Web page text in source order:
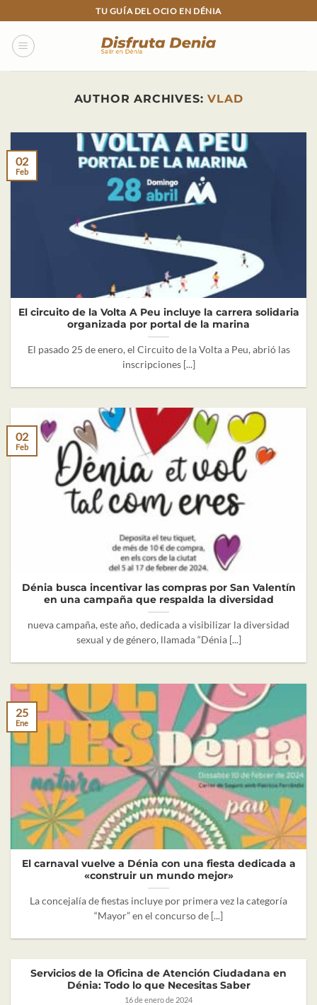
to
content
TU GUÍA DEL OCIO EN DÉNIA
AUTHOR ARCHIVES:VLAD
El circuito de la Volta A Peu incluye la carrera solidaria
organizada por portal de la marina
El pasado 25 de enero, el Circuito de la Volta a Peu, abrió las
inscripciones [...]
02
Feb
Dénia busca incentivar las compras por San Valentín
en una campaña que respalda la diversidad
nueva campaña, este año, dedicada a visibilizar la diversidad
sexual y de género, llamada “Dénia [...]
02
Feb
El carnaval vuelve a Dénia con una fiesta dedicada a
«construir un mundo mejor»
La concejalía de fiestas incluye por primera vez la categoría
“Mayor” en el concurso de [...]
25
Ene
Servicios de la Oficina de Atención Ciudadana en
Dénia: Todo lo que Necesitas Saber
16 de enero de 2024